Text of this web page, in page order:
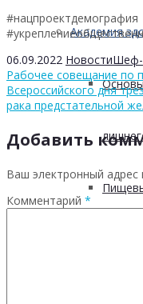
Академия
#нацпроектдемография
06.09.2022 НовостиШеф-
Рабочее совещание по
Всероссийского дня
рака предстательной
Добавить
Ваш электронный адрес
Комментарий *